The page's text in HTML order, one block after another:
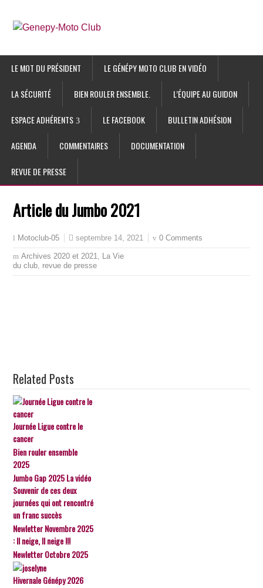
LE MOT DU PRÉSIDENT LE GÉNÉPY MOTO CLUB EN VIDÉO
LA SÉCURITÉ BIEN ROULER ENSEMBLE. L’ÉQUIPE AU GUIDON
ESPACE ADHÉRENTS LE FACEBOOK BULLETIN ADHÉSION
AGENDA COMMENTAIRES DOCUMENTATION
REVUE DE PRESSE
Article du Jumbo 2021
Motoclub-05 septembre 14, 2021 0 Comments
Archives 2020 et 2021, La Vie
du club, revue de presse
Related Posts
Journée Ligue contre le
cancer
Bien rouler ensemble
2025
Jumbo Gap 2025 La vidéo
Souvenir de ces deux
journées qui ont rencontré
un franc succès
Newletter Novembre 2025
: Il neige, Il neige !!!
Newletter Octobre 2025
Hivernale Génépy 2026